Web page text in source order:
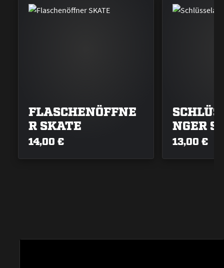
FLASCHENÖFFNE
R SKATE
14,00 €
NGER
13,00 €